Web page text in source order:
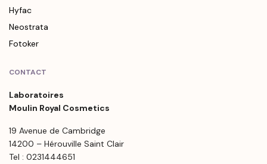
Hyfac
Neostrata
Fotoker
CONTACT
Laboratoires
Moulin Royal Cosmetics
19 Avenue de Cambridge
14200 – Hérouville Saint Clair
Tel : 0231444651